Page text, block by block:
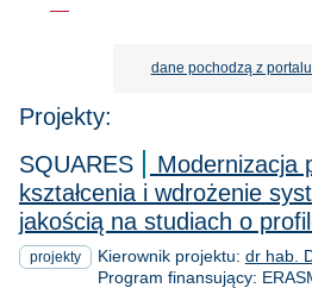
dane pochodzą z portalu
Projekty:
SQUARES
Modernizacja
kształcenia i wdrożenie
jakością na studiach o
projekty Kierownik projektu: dr hab.
Program finansujący: